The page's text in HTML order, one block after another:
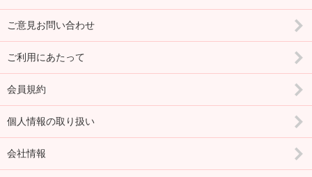
ご意見お問い合わせ
ご利用にあたって
会員規約
個人情報の取り扱い
会社情報